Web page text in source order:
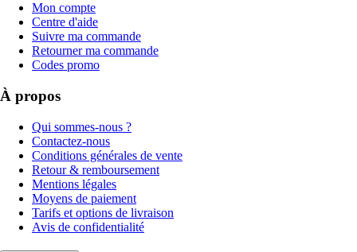
Mon compte
Centre d'aide
Suivre ma commande
Retourner ma commande
Codes promo
À propos
Qui sommes-nous ?
Contactez-nous
Conditions générales de vente
Retour & remboursement
Mentions légales
Moyens de paiement
Tarifs et options de livraison
Avis de confidentialité